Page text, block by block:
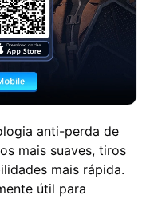
anti-perda de
mais suaves, tiros
mais rápida.
útil para